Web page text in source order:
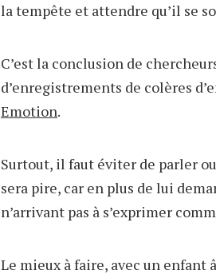
la tempête et attendre qu’il se
C’est la conclusion de
d’enregistrements de colères
Emotion.
Surtout, il faut éviter de parler
sera pire, car en plus de lui
n’arrivant pas à s’exprimer
Le mieux à faire, avec un enfant